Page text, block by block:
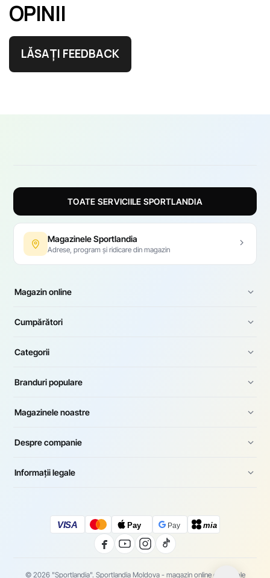
OPINII
LĂSAȚI FEEDBACK
TOATE SERVICIILE SPORTLANDIA
Magazinele Sportlandia
Adrese, program și ridicare din magazin
Magazin online
Cumpărători
Categorii
Branduri populare
Magazinele noastre
Despre companie
Informații legale
VISA Pay Pay mia
© 2026 "Sportlandia". Sportlandia Moldova - magazin online de articole